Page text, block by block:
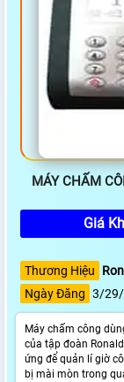
MÁY CHẤM
Giá
Thương Hiệu
Ngày Đăng 3/29/
Máy chấm công
của tập đoàn
ứng để quản lí giờ
bị mài mòn trong